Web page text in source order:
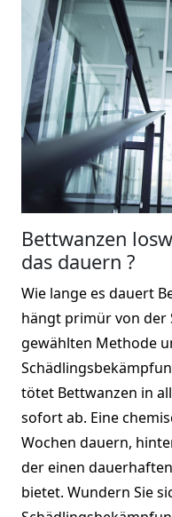
Bettwanzen
das dauern ?
Wie lange es dauert
hängt primür von der
gewählten Methode
tötet Bettwanzen in
sofort ab. Eine
Wochen dauern,
der einen
bietet. Wundern Sie